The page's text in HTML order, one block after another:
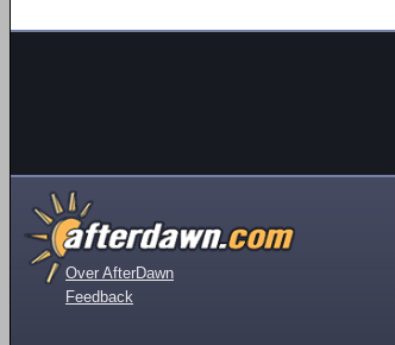
Over AfterDawn
Feedback